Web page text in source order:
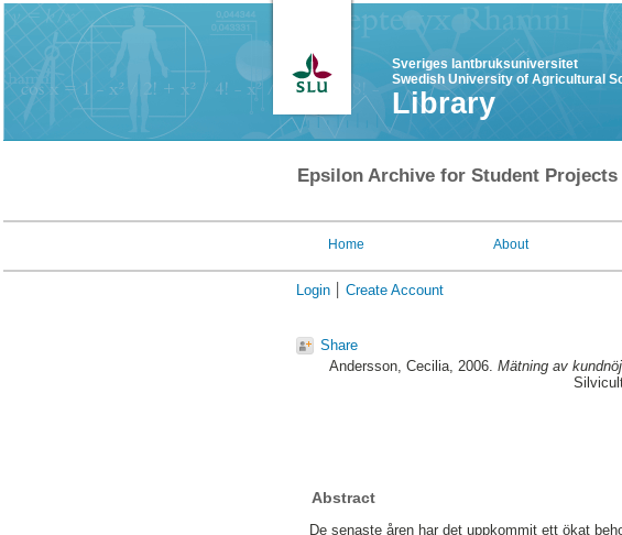
Sveriges lantbruksuniversitet
Swedish University of Agricultural
Library
Epsilon Archive for Student Projects
Home About
Login Create Account
Share
Andersson, Cecilia, 2006. Mätning av
Abstract
De senaste åren har det uppkommit ett ökat